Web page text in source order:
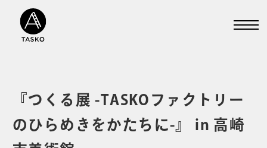
『つくる展 -TASKOファクトリー
のひらめきをかたちに-』 in 高崎